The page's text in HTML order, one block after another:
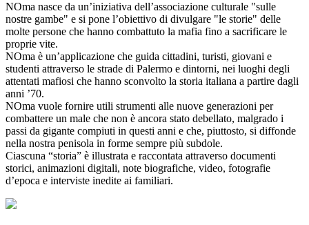
NOma nasce da un’iniziativa dell’associazione culturale "sulle
nostre gambe" e si pone l’obiettivo di divulgare "le storie" delle
molte persone che hanno combattuto la mafia fino a sacrificare le
proprie vite.
NOma è un’applicazione che guida cittadini, turisti, giovani e
studenti attraverso le strade di Palermo e dintorni, nei luoghi degli
attentati mafiosi che hanno sconvolto la storia italiana a partire dagli
anni ’70.
NOma vuole fornire utili strumenti alle nuove generazioni per
combattere un male che non è ancora stato debellato, malgrado i
passi da gigante compiuti in questi anni e che, piuttosto, si diffonde
nella nostra penisola in forme sempre più subdole.
Ciascuna “storia” è illustrata e raccontata attraverso documenti
storici, animazioni digitali, note biografiche, video, fotografie
d’epoca e interviste inedite ai familiari.